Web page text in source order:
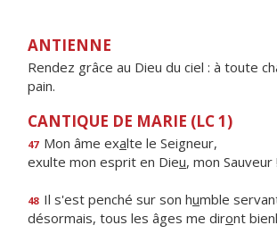
ANTIENNE
Rendez grâce au Dieu du ciel : à toute
pain.
CANTIQUE DE MARIE (LC 1)
47 Mon âme exalte le Seigneur,
exulte mon esprit en Dieu, mon Sauveur !
48 Il s'est penché sur son humble
désormais, tous les âges me diront